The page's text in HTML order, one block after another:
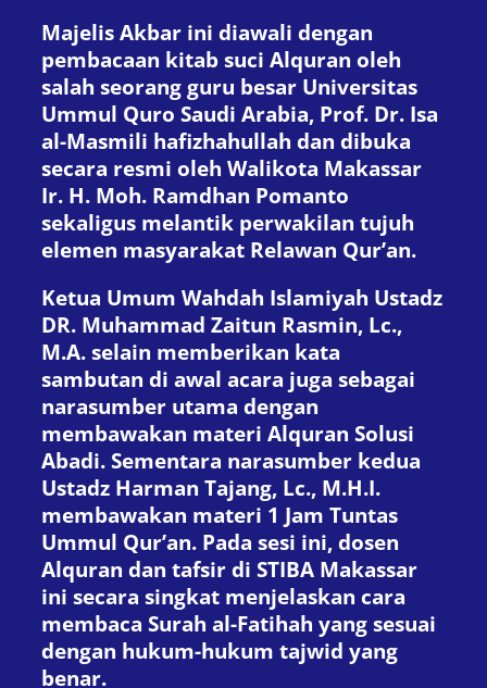
Majelis Akbar ini diawali dengan
pembacaan kitab suci Alquran oleh
salah seorang guru besar Universitas
Ummul Quro Saudi Arabia, Prof. Dr. Isa
al-Masmili hafizhahullah dan dibuka
secara resmi oleh Walikota Makassar
Ir. H. Moh. Ramdhan Pomanto
sekaligus melantik perwakilan tujuh
elemen masyarakat Relawan Qur’an.
Ketua Umum Wahdah Islamiyah Ustadz
DR. Muhammad Zaitun Rasmin, Lc.,
M.A. selain memberikan kata
sambutan di awal acara juga sebagai
narasumber utama dengan
membawakan materi Alquran Solusi
Abadi. Sementara narasumber kedua
Ustadz Harman Tajang, Lc., M.H.I.
membawakan materi 1 Jam Tuntas
Ummul Qur’an. Pada sesi ini, dosen
Alquran dan tafsir di STIBA Makassar
ini secara singkat menjelaskan cara
membaca Surah al-Fatihah yang sesuai
dengan hukum-hukum tajwid yang
benar.